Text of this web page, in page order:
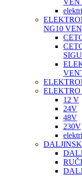
NG10
12 V
24V
48V
230V